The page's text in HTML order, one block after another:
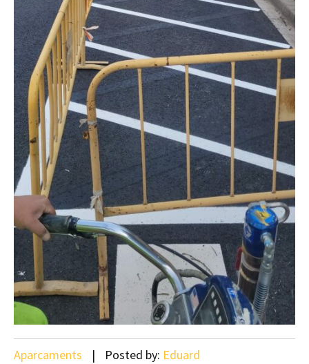
Aparcaments Posted by: Eduard